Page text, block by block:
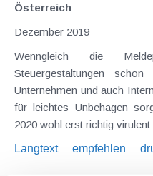
Österreich
Dezember 2019
Wenngleich die Meldepflicht grenzüberschreitender
Steuergestaltungen schon längere Zeit bei betroffenen
Unternehmen und auch
für leichtes Unbehagen
2020 wohl erst richtig
Langtext
empfehlen